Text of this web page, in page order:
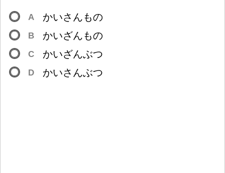
A かいさんもの
B かいざんもの
C かいざんぶつ
D かいさんぶつ